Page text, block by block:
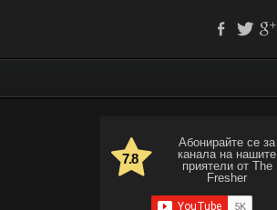
7.8
Абонирайте се за
канала на нашите
приятели от The
Fresher